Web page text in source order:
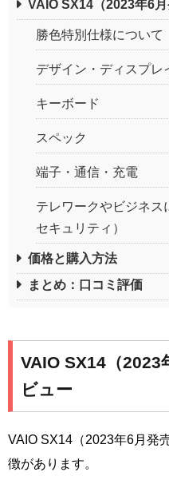
VAIO SX14（2023年6
勝色特別仕様について
デザイン・ディスプレ
キーボード
スペック
端子・通信・充電
テレワークやビジネス
セキュリティ）
価格と購入方法
まとめ：口コミ評価
VAIO SX14（2023
ビュー
VAIO SX14（2023年6月発
徴があります。